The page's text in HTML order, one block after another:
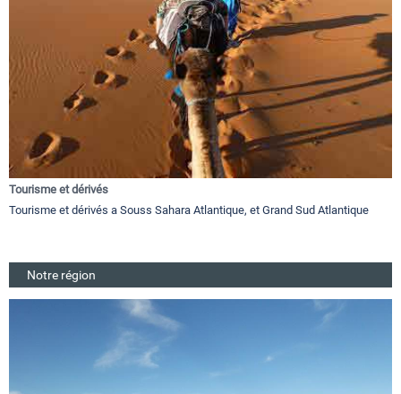
Tourisme et dérivés
Tourisme et dérivés a Souss Sahara Atlantique, et Grand Sud Atlantique
Notre région